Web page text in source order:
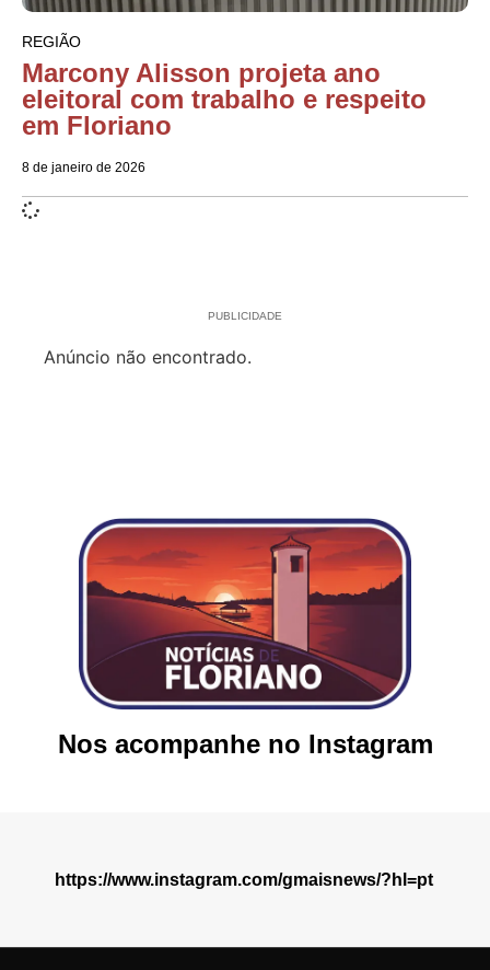
REGIÃO
Marcony Alisson projeta ano
eleitoral com trabalho e respeito
em Floriano
8 de janeiro de 2026
PUBLICIDADE
Anúncio não encontrado.
Nos acompanhe no Instagram
https://www.instagram.com/gmaisnews/?hl=pt